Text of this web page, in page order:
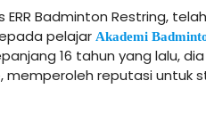
ERR Badminton Restring,
pelajar Akademi
16 tahun yang lalu,
memperoleh reputasi untuk